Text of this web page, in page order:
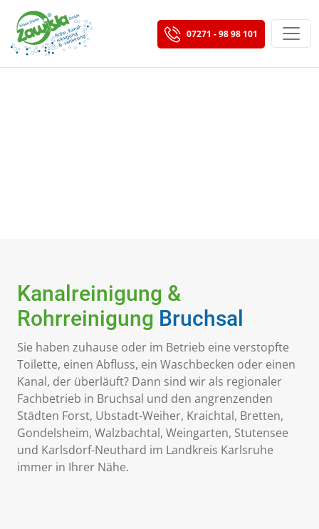
07271 - 98 98 101
Kanal reinigung &
Rohrreinigung Bruchsal
Sie haben zuhause oder im Betrieb eine verstopfte
Toilette, einen Abfluss, ein Waschbecken oder einen
Kanal, der überläuft? Dann sind wir als regionaler
Fachbetrieb in Bruchsal und den angrenzenden
Städten Forst, Ubstadt-Weiher, Kraichtal, Bretten,
Gondelsheim, Walzbachtal, Weingarten, Stutensee
und Karlsdorf-Neuthard im Landkreis Karlsruhe
immer in Ihrer Nähe.